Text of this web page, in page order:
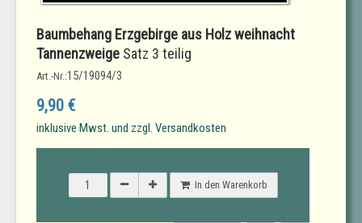
Baumbehang Erzgebirge aus Holz weihnacht
Tannenzweige Satz 3 teilig
Art.-Nr.:15/19094/3
9,90 €
inklusive Mwst. und zzgl. Versandkosten
In den Warenkorb